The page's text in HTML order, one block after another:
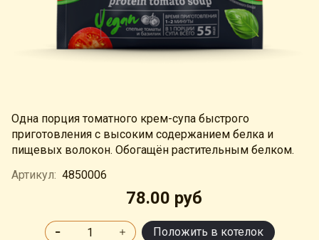
Одна порция томатного крем-супа быстрого
приготовления с высоким содержанием белка и
пищевых волокон. Обогащён растительным белком.
Артикул: 4850006
78.00 руб
Положить в котелок